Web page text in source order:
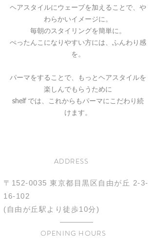
ヘアスタイルにウェーブを加えることで、や
わらかいイメージに。
毎朝のスタイリングを簡単に。
ぺったんこになりやすい方には、ふんわり感
を。
パーマをすることで、もっとヘアスタイルを
楽しんでもらうために
shelf では、これからもパーマにこだわり続
けます。
ADDRESS
〒152-0035 東京都目黒区自由が丘 2-3-
16-102
(自由が丘駅より徒歩10分)
OPENING HOURS